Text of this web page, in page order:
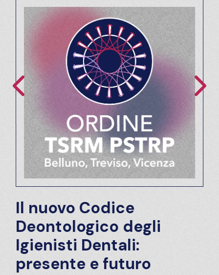
Il nuovo Codice
Deontologico degli
Igienisti Dentali:
presente e futuro